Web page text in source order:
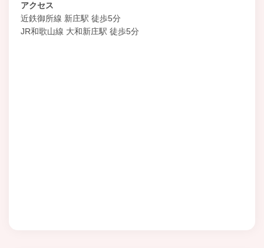
アクセス
近鉄御所線 新庄駅 徒歩5分
JR和歌山線 大和新庄駅 徒歩5分